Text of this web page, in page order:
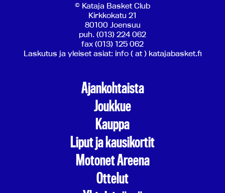
© Kataja Basket Club
Kirkkokatu 21
80100 Joensuu
puh. (013) 224 062
fax (013) 125 062
Laskutus ja yleiset asiat: info ( at ) katajabasket.fi
Ajankohtaista
Joukkue
Kauppa
Liput ja kausikortit
Motonet Areena
Ottelut